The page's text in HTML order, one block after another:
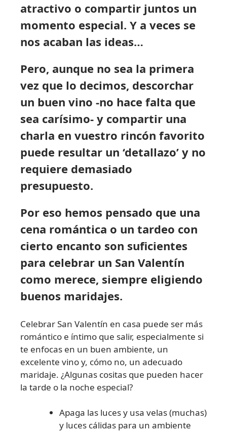
atractivo o compartir juntos un
momento especial. Y a veces se
nos acaban las ideas…
Pero, aunque no sea la primera
vez que lo decimos, descorchar
un buen vino -no hace falta que
sea carísimo- y compartir una
charla en vuestro rincón favorito
puede resultar un ‘detallazo’ y no
requiere demasiado
presupuesto.
Por eso hemos pensado que una
cena romántica o un tardeo con
cierto encanto son suficientes
para celebrar un San Valentín
como merece, siempre eligiendo
buenos maridajes.
Celebrar San Valentín en casa puede ser más
romántico e íntimo que salir, especialmente si
te enfocas en un buen ambiente, un
excelente vino y, cómo no, un adecuado
maridaje. ¿Algunas cositas que pueden hacer
la tarde o la noche especial?
Apaga las luces y usa velas (muchas)
y luces cálidas para un ambiente